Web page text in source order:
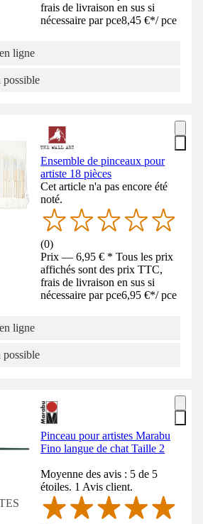
frais de livraison en sus si
nécessaire par pce8,45 €*/ pce
ligne
possible
Ensemble de pinceaux pour
artiste 18 pièces
Cet article n'a pas encore été
noté.
(0)
Prix — 6,95 € * Tous les prix
affichés sont des prix TTC,
frais de livraison en sus si
nécessaire par pce6,95 €*/ pce
ligne
possible
Pinceau pour artistes Marabu
Fino langue de chat Taille 2
Moyenne des avis : 5 de 5
étoiles. 1 Avis client.